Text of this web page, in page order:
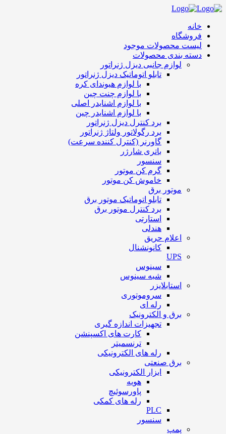
خانه
فروشگاه
لیست محصولات موجود
دسته بندی محصولات
لوازم جانبی دیزل ژنراتور
تابلو اتوماتیک دیزل ژنراتور
با لوازم هیوندای کره
با لوازم چنت چین
با لوازم اشنایدر اصلی
با لوازم اشنایدر چین
برد کنترل دیزل ژنراتور
برد رگولاتور ولتاژ ژنراتور
گاورنر (کنترل کننده سرعت)
باتری شارژر
سنسور
گرم کن موتور
خاموش کن موتور
موتور برق
تابلو اتوماتیک موتور برق
برد کنترل موتور برق
استارتی
هندلی
اعلام حریق
کانونشنال
UPS
سینوس
شبه سینوس
استابلایزر
سروموتوری
رله ای
برق و الکترونیک
تجهیزات اندازه گیری
کارت های اکسپنشن
ترنسمیتر
رله های الکترونیکی
برق صنعتی
ابزار الکترونیکی
هویه
پاورسوئیچ
رله های کمکی
PLC
سنسور
پمپ